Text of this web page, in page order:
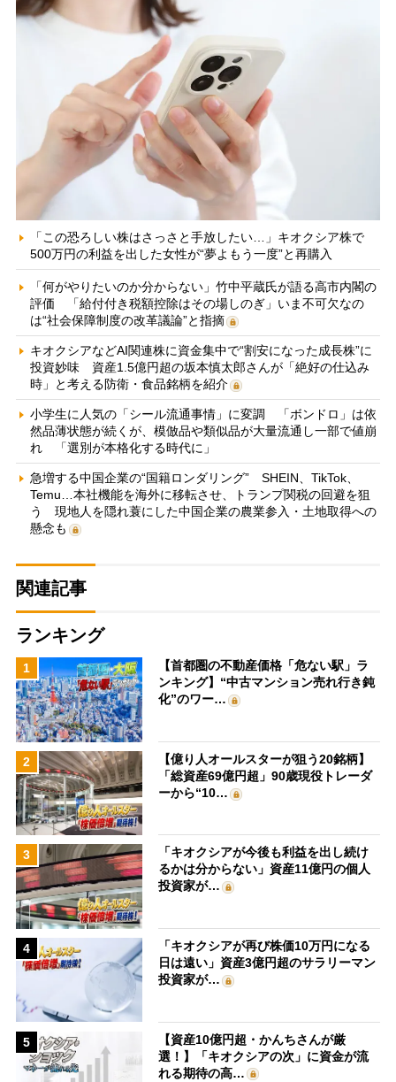
「この恐ろしい株はさっさと手放したい…」キオクシア株で
500万円の利益を出した女性が“夢よもう一度”と再購入
「何がやりたいのか分からない」竹中平蔵氏が語る高市内閣の
評価 「給付付き税額控除はその場しのぎ」いま不可欠なの
は“社会保障制度の改革議論”と指摘
キオクシアなどAI関連株に資金集中で“割安になった成長株”に
投資妙味 資産1.5億円超の坂本慎太郎さんが「絶好の仕込み
時」と考える防衛・食品銘柄を紹介
小学生に人気の「シール流通事情」に変調 「ボンドロ」は依
然品薄状態が続くが、模倣品や類似品が大量流通し一部で値崩
れ 「選別が本格化する時代に」
急増する中国企業の“国籍ロンダリング” SHEIN、TikTok、
Temu…本社機能を海外に移転させ、トランプ関税の回避を狙
う 現地人を隠れ蓑にした中国企業の農業参入・土地取得への
懸念も
関連記事
ランキング
1
【首都圏の不動産価格「危ない駅」ラ
ンキング】“中古マンション売れ行き鈍
化”のワー…
2
【億り人オールスターが狙う20銘柄】
「総資産69億円超」90歳現役トレーダ
ーから“10…
3
「キオクシアが今後も利益を出し続け
るかは分からない」資産11億円の個人
投資家が…
4
「キオクシアが再び株価10万円になる
日は遠い」資産3億円超のサラリーマン
投資家が…
5
【資産10億円超・かんちさんが厳
選！】「キオクシアの次」に資金が流
れる期待の高…